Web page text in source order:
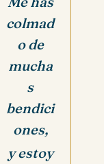
colmad
o de
mucha
s
bendici
ones,
y estoy